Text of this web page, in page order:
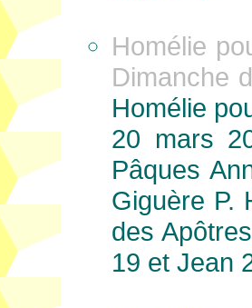
Homélie
Dimanche
Homélie
20 mars
Pâques
Giguère P.
des
19 et Jean